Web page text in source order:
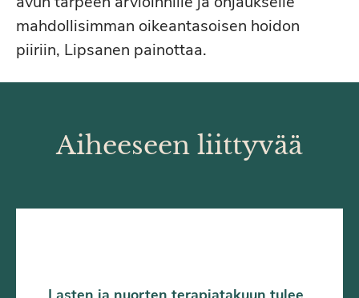
mahdollisimman oikeantasoisen hoidon
piiriin, Lipsanen painottaa.
Aiheeseen liittyvää